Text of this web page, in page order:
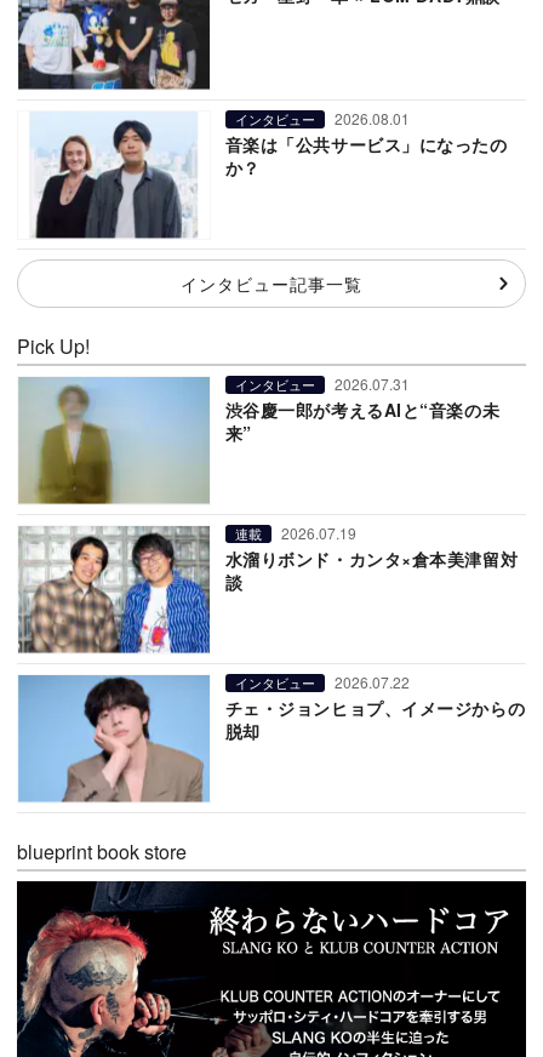
インタビュー 2026.08.01
音楽は「公共サービス」になったの
か？
インタビュー記事一覧
Pick Up!
インタビュー 2026.07.31
渋谷慶一郎が考えるAIと“音楽の未
来”
連載 2026.07.19
水溜りボンド・カンタ×倉本美津留対
談
インタビュー 2026.07.22
チェ・ジョンヒョプ、イメージからの
脱却
blueprint book store